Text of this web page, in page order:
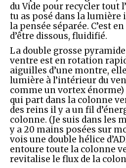
du Vide pour recycler tout
tu as posé dans la lumière
la pensée séparée. C’est
d’être dissous, fluidifié.
La double grosse
ventre est en rotation
aiguilles d’une montre,
lumière à l’intérieur du
comme un vortex énorme)
qui part dans la colonne
des reins il y a un fil
colonne. (Je suis dans les
y a 20 mains posées sur
vois une double hélice
entoure toute la colonne
revitalise le flux de la